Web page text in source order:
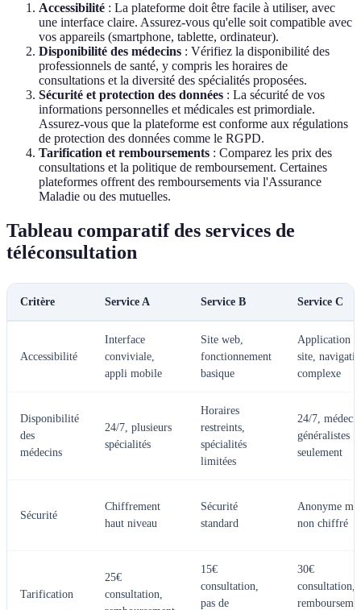
Accessibilité : La plateforme doit être facile à utiliser, avec
une interface claire. Assurez-vous qu'elle soit compatible avec
vos appareils (smartphone, tablette, ordinateur).
Disponibilité des médecins : Vérifiez la disponibilité des
professionnels de santé, y compris les horaires de
consultations et la diversité des spécialités proposées.
Sécurité et protection des données : La sécurité de vos
informations personnelles et médicales est primordiale.
Assurez-vous que la plateforme est conforme aux régulations
de protection des données comme le RGPD.
Tarification et remboursements : Comparez les prix des
consultations et la politique de remboursement. Certaines
plateformes offrent des remboursements via l'Assurance
Maladie ou des mutuelles.
Tableau comparatif des services de
téléconsultation
Critère Service A Service B Service C
Accessibilité
Interface
conviviale,
appli mobile
Site web,
fonctionnement
basique
Application et
site,
complexe
Disponibilité
des
médecins
24/7, plusieurs
spécialités
Horaires
restreints,
spécialités
limitées
24/7,
généralistes
seulement
Sécurité
Chiffrement
haut niveau
Sécurité
standard
Anonyme
non chiffré
Tarification
25€
consultation,
15€
consultation,
pas de
30€
consultation,